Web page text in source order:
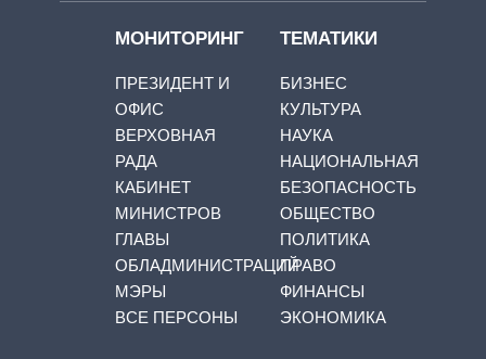
МОНИТОРИНГ
ПРЕЗИДЕНТ И
ОФИС
ВЕРХОВНАЯ
РАДА
КАБИНЕТ
МИНИСТРОВ
ГЛАВЫ
ОБЛАДМИНИСТРАЦИЙ
МЭРЫ
ВСЕ ПЕРСОНЫ
ТЕМАТИКИ
БИЗНЕС
КУЛЬТУРА
НАУКА
НАЦИОНАЛЬНАЯ
БЕЗОПАСНОСТЬ
ОБЩЕСТВО
ПОЛИТИКА
ПРАВО
ФИНАНСЫ
ЭКОНОМИКА